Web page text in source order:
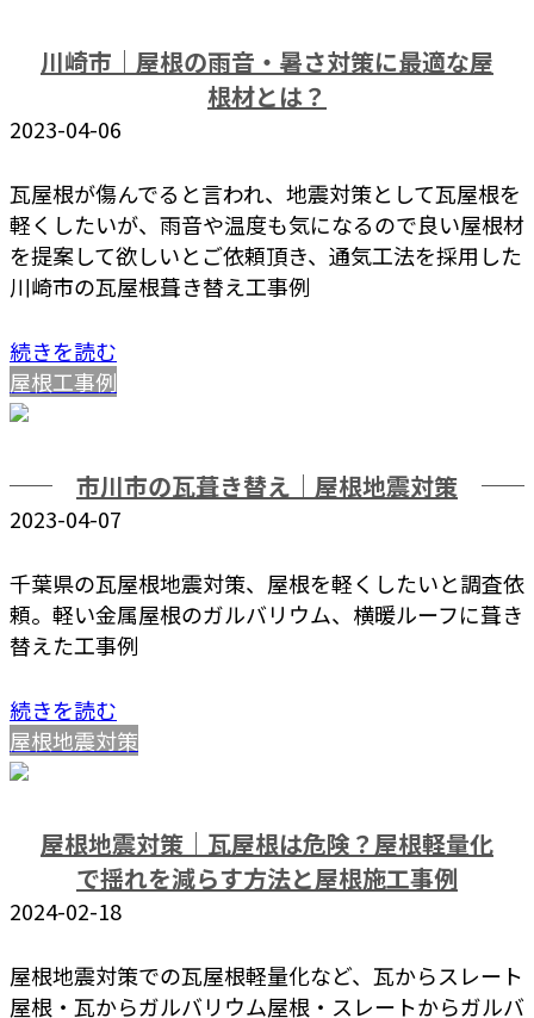
川崎市｜屋根の雨音・暑さ対策に最適な屋
根材とは？
2023-04-06
瓦屋根が傷んでると言われ、地震対策として瓦屋根を
軽くしたいが、雨音や温度も気になるので良い屋根材
を提案して欲しいとご依頼頂き、通気工法を採用した
川崎市の瓦屋根葺き替え工事例
続きを読む
屋根工事例
市川市の瓦葺き替え｜屋根地震対策
2023-04-07
千葉県の瓦屋根地震対策、屋根を軽くしたいと調査依
頼。軽い金属屋根のガルバリウム、横暖ルーフに葺き
替えた工事例
続きを読む
屋根地震対策
屋根地震対策｜瓦屋根は危険？屋根軽量化
で揺れを減らす方法と屋根施工事例
2024-02-18
屋根地震対策での瓦屋根軽量化など、瓦からスレート
屋根・瓦からガルバリウム屋根・スレートからガルバ